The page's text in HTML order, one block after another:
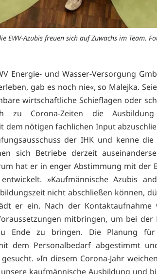
EWV-Azubis freuen sich auf Zuwachs im Team.
Energie- und Wasser-Versorgung
gab es noch nie«, so Malejka.
wirtschaftliche Schieflagen oder
zu Corona-Zeiten die
dem nötigen fachlichen Input
der IHK und kenne die
sich Betriebe derzeit
hat er in enger Abstimmung mit der
»Kaufmännische Azubis
nicht abschließen können,
er ein. Nach der Kontaktaufnahme
mitbringen, um bei der
Ende zu bringen. Die Planung
dem Personalbedarf abgestimmt
»In diesem Corona-Jahr
kaufmännische Ausbildung und